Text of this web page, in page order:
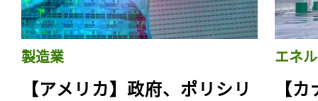
製造業
【アメリカ】政府、ポリシリ
エネ
【